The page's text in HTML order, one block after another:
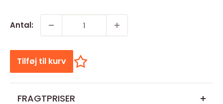
Antal:
Tilføj til kurv
FRAGTPRISER